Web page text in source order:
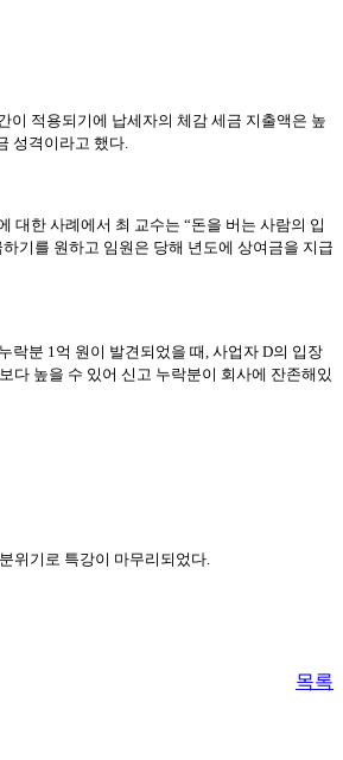
이 적용되기에 납세자의 체감 세금 지출액은 높
성격이라고 했다.
대한 사례에서 최 교수는 “돈을 버는 사람의 입
기를 원하고 임원은 당해 년도에 상여금을 지급
락분 1억 원이 발견되었을 때, 사업자 D의 입장
다 높을 수 있어 신고 누락분이 회사에 잔존해있
위기로 특강이 마무리되었다.
목록